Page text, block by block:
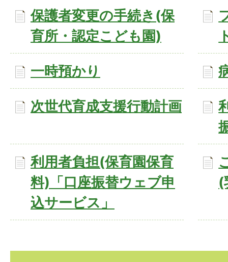
保護者変更の手続き(保
育所・認定こども園)
一時預かり
次世代育成支援行動計画
利用者負担(保育園保育
料)「口座振替ウェブ申
込サービス」
(